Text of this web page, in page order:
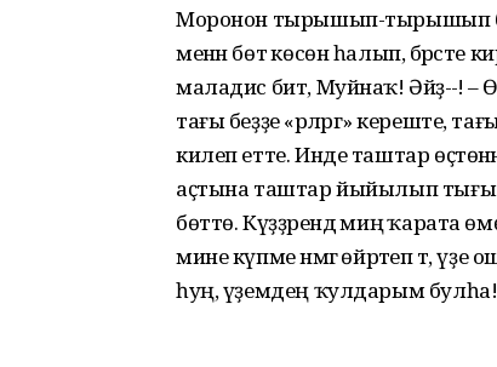
Моронон тырышып-тырышып
менән бөтә көсөн һалып, бәрәсте
маладис бит, Муйнаҡ! Әйҙә-ә-ә! –
тағы беҙҙе «әрләргә» кереште,
килеп етте. Инде таштар
аҫтына таштар йыйылып
бөттө. Күҙҙәрендә миңә ҡарата
мине күпме нәмәгә өйрәтеп тә,
һуң, үҙемдең ҡулдарым булһа!»